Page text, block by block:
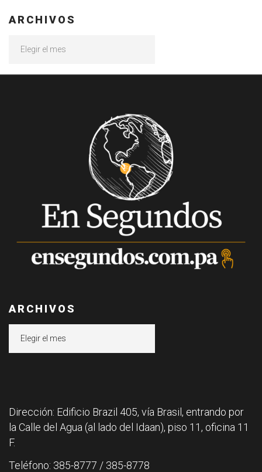
ARCHIVOS
ARCHIVOS
Dirección: Edificio Brazil 405, vía Brasil, entrando por
la Calle del Agua (al lado del Idaan), piso 11, oficina 11
F.
Teléfono: 385-8777 / 385-8778